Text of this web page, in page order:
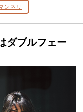
ンネリ
ダブルフェー